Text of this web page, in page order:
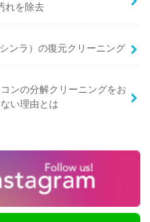
れを除去
ンラ）の復元クリーニング
ンの分解クリーニングをお
い理由とは